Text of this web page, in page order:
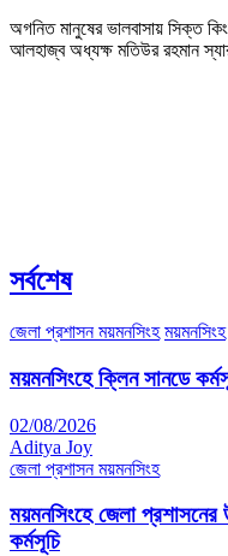
অগনিত মানুষের ভালবাসায় সিক্ত
আলহাজ্ব অধ্যক্ষ মতিউর রহমান
সর্বশেষ
জেলা প্রশাসন ময়মনসিংহ ময়মনসিংহ
ময়মনসিংহে ক্লিন সানডে
02/08/2026
Aditya Joy
জেলা প্রশাসন ময়মনসিংহ
ময়মনসিংহে জেলা
কর্মসূচি